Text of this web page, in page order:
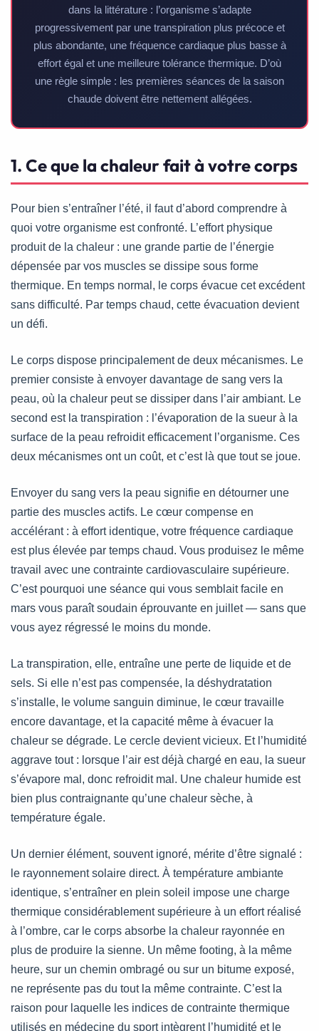
dans la littérature : l’organisme s’adapte
progressivement par une transpiration plus précoce et
plus abondante, une fréquence cardiaque plus basse à
effort égal et une meilleure tolérance thermique. D’où
une règle simple : les premières séances de la saison
chaude doivent être nettement allégées.
1. Ce que la chaleur fait à votre corps
Pour bien s’entraîner l’été, il faut d’abord comprendre à
quoi votre organisme est confronté. L’effort physique
produit de la chaleur : une grande partie de l’énergie
dépensée par vos muscles se dissipe sous forme
thermique. En temps normal, le corps évacue cet excédent
sans difficulté. Par temps chaud, cette évacuation devient
un défi.
Le corps dispose principalement de deux mécanismes. Le
premier consiste à envoyer davantage de sang vers la
peau, où la chaleur peut se dissiper dans l’air ambiant. Le
second est la transpiration : l’évaporation de la sueur à la
surface de la peau refroidit efficacement l’organisme. Ces
deux mécanismes ont un coût, et c’est là que tout se joue.
Envoyer du sang vers la peau signifie en détourner une
partie des muscles actifs. Le cœur compense en
accélérant : à effort identique, votre fréquence cardiaque
est plus élevée par temps chaud. Vous produisez le même
travail avec une contrainte cardiovasculaire supérieure.
C’est pourquoi une séance qui vous semblait facile en
mars vous paraît soudain éprouvante en juillet — sans que
vous ayez régressé le moins du monde.
La transpiration, elle, entraîne une perte de liquide et de
sels. Si elle n’est pas compensée, la déshydratation
s’installe, le volume sanguin diminue, le cœur travaille
encore davantage, et la capacité même à évacuer la
chaleur se dégrade. Le cercle devient vicieux. Et l’humidité
aggrave tout : lorsque l’air est déjà chargé en eau, la sueur
s’évapore mal, donc refroidit mal. Une chaleur humide est
bien plus contraignante qu’une chaleur sèche, à
température égale.
Un dernier élément, souvent ignoré, mérite d’être signalé :
le rayonnement solaire direct. À température ambiante
identique, s’entraîner en plein soleil impose une charge
thermique considérablement supérieure à un effort réalisé
à l’ombre, car le corps absorbe la chaleur rayonnée en
plus de produire la sienne. Un même footing, à la même
heure, sur un chemin ombragé ou sur un bitume exposé,
ne représente pas du tout la même contrainte. C’est la
raison pour laquelle les indices de contrainte thermique
utilisés en médecine du sport intègrent l’humidité et le